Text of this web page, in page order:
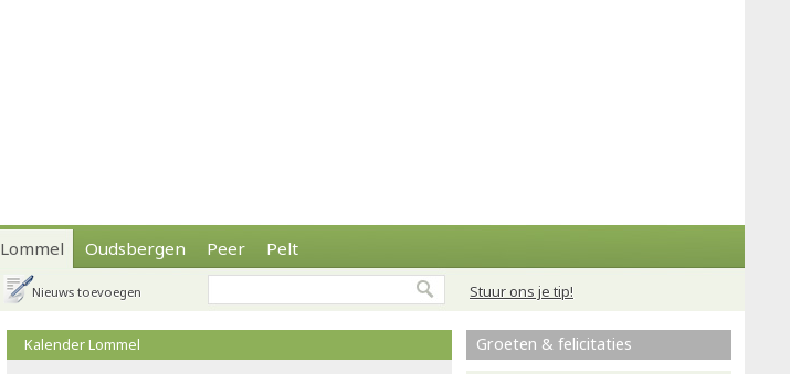
Lommel Oudsbergen Peer Pelt
Stuur ons je tip!
Nieuws toevoegen
Kalender Lommel Groeten & felicitaties